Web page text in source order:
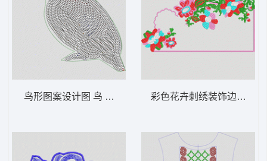
鸟形图案设计图 鸟 珠片 彩色花卉刺绣装饰边框 靓花